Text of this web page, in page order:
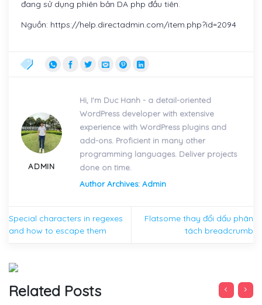
đang sử dụng phiên bản DA php đầu tiên.
Nguồn: https://help.directadmin.com/item.php?id=2094
ADMIN
Hi, I'm Duc Hanh - a detail-oriented
WordPress developer with extensive
experience with WordPress plugins and
add-ons. Proficient in many other
programming languages. Deliver projects
done on time.
Author Archives: Admin
Special characters in regexes
and how to escape them
Flatsome thay đổi dấu phân
tách breadcrumb
Related Posts